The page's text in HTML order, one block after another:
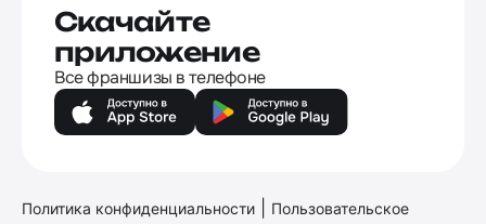
Скачайте
приложение
Все франшизы в телефоне
Политика конфиденциальности
Пользовательское